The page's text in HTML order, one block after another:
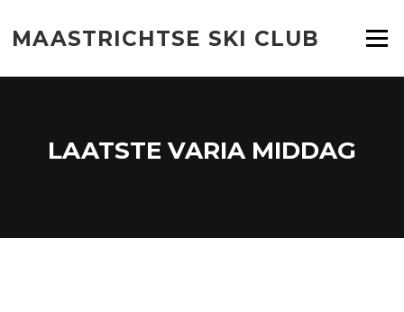
naarMAASTRICHTSE SKI CLUB Menu
LAATSTE VARIA MIDDAG